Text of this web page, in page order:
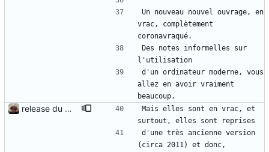
Un nouveau nouvel ouvrage, en
vrac, complètement
coronavraqué.
Des notes informelles sur
l'utilisation
d'un ordinateur moderne, vous
allez en avoir vraiment
beaucoup.
release du matin, chagrin
Mais elles sont en vrac, et
surtout, elles sont reprises
d'une très ancienne version
(circa 2011) et donc,